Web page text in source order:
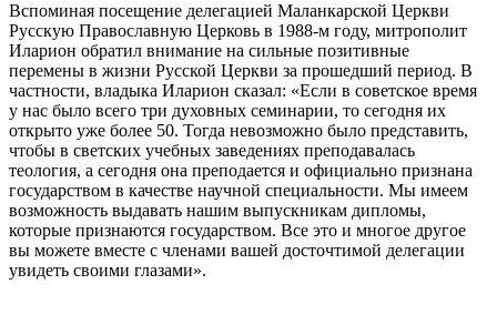
Вспоминая посещение делегацией Маланкарской Церкви
Русскую Православную Церковь в 1988-м году, митрополит
Иларион обратил внимание на сильные позитивные
перемены в жизни Русской Церкви за прошедший период. В
частности, владыка Иларион сказал: «Если в советское время
у нас было всего три духовных семинарии, то сегодня их
открыто уже более 50. Тогда невозможно было представить,
чтобы в светских учебных заведениях преподавалась
теология, а сегодня она преподается и официально признана
государством в качестве научной специальности. Мы имеем
возможность выдавать нашим выпускникам дипломы,
которые признаются государством. Все это и многое другое
вы можете вместе с членами вашей досточтимой делегации
увидеть своими глазами».